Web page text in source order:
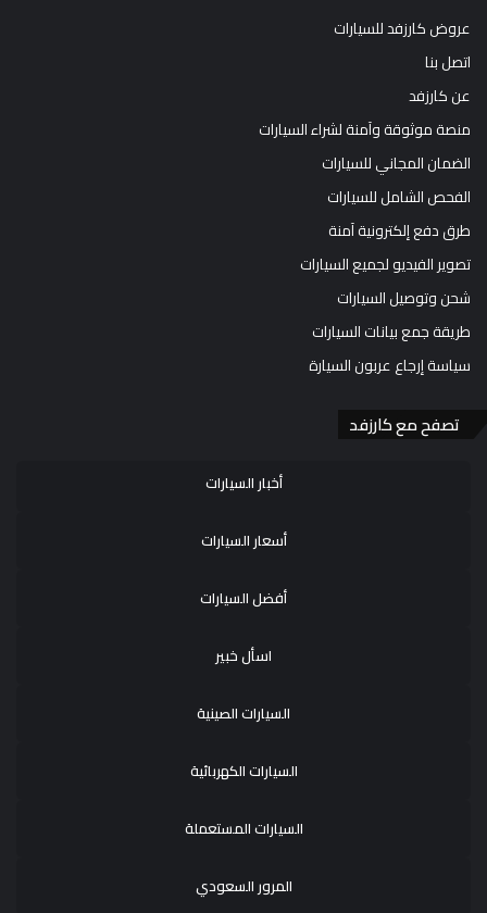
عروض كارزفد للسيارات
اتصل بنا
عن كارزفد
منصة موثوقة وآمنة لشراء السيارات
الضمان المجاني للسيارات
الفحص الشامل للسيارات
طرق دفع إلكترونية آمنة
تصوير الفيديو لجميع السيارات
شحن وتوصيل السيارات
طريقة جمع بيانات السيارات
سياسة إرجاع عربون السيارة
تصفح مع كارزفد
أخبار السيارات
أسعار السيارات
أفضل السيارات
اسأل خبير
السيارات الصينية
السيارات الكهربائية
السيارات المستعملة
المرور السعودي